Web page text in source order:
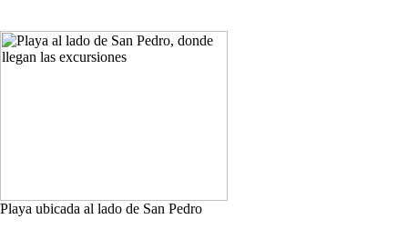
Playa ubicada al lado de San Pedro